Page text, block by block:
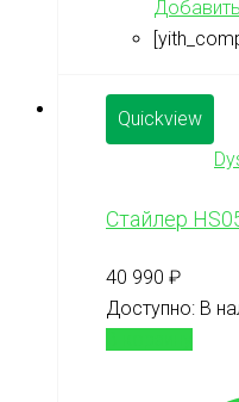
Quickview
Стайлер
40 990 ₽
Доступно: В